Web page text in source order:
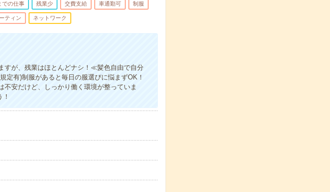
での仕事 残業少 交費支給 車通勤可 制服
ティン ネットワーク
が、残業はほとんどナシ！≪髪色自由で自分
有)制服があると毎日の服選びに悩まずOK！
安だけど、しっかり働く環境が整っていま